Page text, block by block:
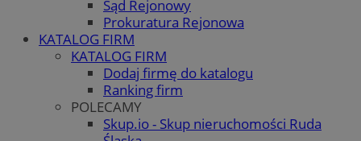
Sąd Rejonowy
Prokuratura Rejonowa
KATALOG FIRM
KATALOG FIRM
Dodaj firmę do katalogu
Ranking firm
POLECAMY
Skup.io - Skup nieruchomości Ruda